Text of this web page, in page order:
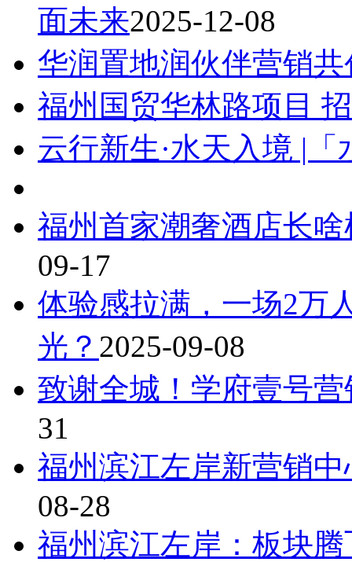
面未来2025-12-08
华润置地润伙伴营销
福州国贸华林路项目
云行新生·水天入境 |
福州首家潮奢酒店长
09-17
体验感拉满，一场2万
光？ 2025-09-08
致谢全城！学府壹号
31
福州滨江左岸新营销
08-28
福州滨江左岸：板块